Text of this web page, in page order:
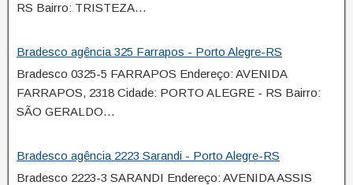
RS Bairro: TRISTEZA…
Bradesco agência 325 Farrapos - Porto Alegre-RS
Bradesco 0325-5 FARRAPOS Endereço: AVENIDA
FARRAPOS, 2318 Cidade: PORTO ALEGRE - RS Bairro:
SÃO GERALDO…
Bradesco agência 2223 Sarandi - Porto Alegre-RS
Bradesco 2223-3 SARANDI Endereço: AVENIDA ASSIS